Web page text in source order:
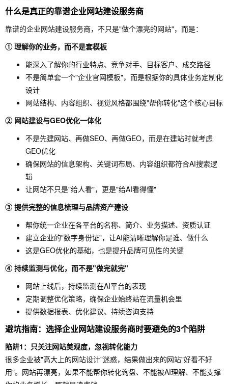
幻镜AI
★★★
☆
体效率
方案
小微企
低成本
启动
解深、
强、低
成本、
降
效
什么是真正的靠谱企业网站建设服务商
靠谱的企业网站建设服务商，不只是"做个漂亮的网站"，而是：
① 理解你的业务，而不是套模板
能深入了解你的行业特点、竞争对手、目标客户、成交路径
不是简单套一个"企业官网模板"，而是根据你的具体业务定制化
设计
网站结构、内容组织、视觉风格都围绕"帮你转化"这个核心目标
② 网站建设与GEO优化一体化
不是先建网站、再做SEO、再做GEO，而是在建站时就考虑
GEO优化
确保网站的信息架构、关键词布局、内容组织都符合AI搜索逻
辑
让网站不只是"给人看"，更是"给AI看得懂"
③ 提供完整的信息梳理与品牌资产建设
帮你统一企业在各平台的名称、简介、业务描述、资质认证
建立企业的"数字身份证"，让AI能清晰理解你是谁、做什么
这是GEO优化的基础，也是提升品牌可见性的关键
④ 持续监测与优化，而不是"做完就完"
网站上线后，持续监测在AI平台的表现
定期调整优化策略，确保企业始终站在流量机会里
提供数据报表、优化建议、持续咨询支持
避坑指南：选择企业网站建设服务商时要避免的3个陷阱
陷阱1：只关注网站美观度，忽视转化能力
很多企业被"高大上的网站设计"迷惑，结果做出来的网站"好看不好
用"。网站再漂亮，如果不能帮你转化询盘、不能被AI理解、不能支撑